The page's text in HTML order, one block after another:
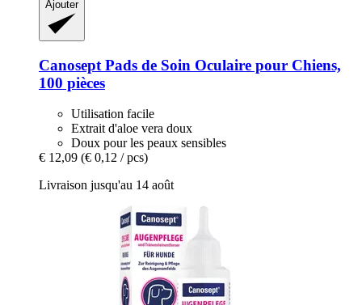
Ajouter
Canosept Pads de Soin Oculaire pour Chiens,
100 pièces
Utilisation facile
Extrait d'aloe vera doux
Doux pour les peaux sensibles
€ 12,09 (€ 0,12 / pcs)
Livraison jusqu'au 14 août